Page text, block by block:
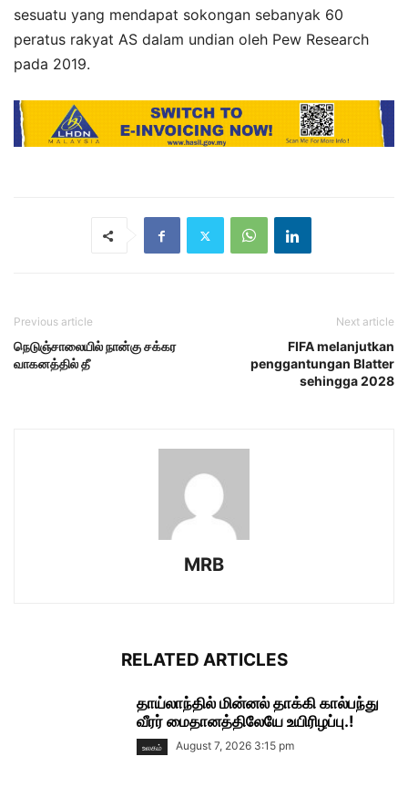
sesuatu yang mendapat sokongan sebanyak 60
peratus rakyat AS dalam undian oleh Pew Research
pada 2019.
Previous article
நெடுஞ்சாலையில் நான்கு சக்கர
வாகனத்தில் தீ
Next article
FIFA melanjutkan
penggantungan Blatter
sehingga 2028
MRB
RELATED ARTICLES
தாய்லாந்தில் மின்னல் தாக்கி கால்பந்து
வீரர் மைதானத்திலேயே உயிரிழப்பு.!
உலகம் August 7, 2026 3:15 pm